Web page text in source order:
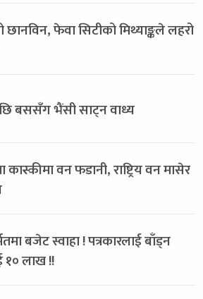
फेवा सिटीको मिथ्याङ्कले लहरो
बससँग भैंसी साट्न वाध्य
कास्कीमा वन फडानी, राष्ट्रिय वन मासेर
बजेट स्वाहा ! पत्रकारलाई बाँड्न
१० लाख !!